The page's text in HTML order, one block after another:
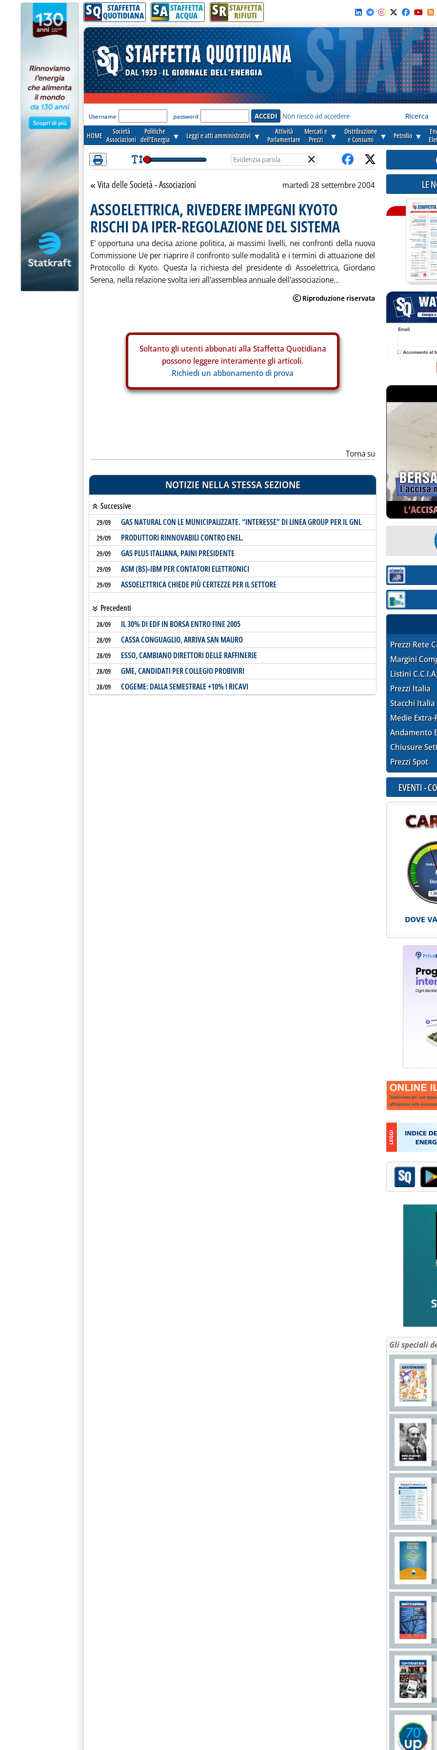
Attenzione! Esegui l'accesso per lèggere interamente la notizia.
SQ STAFFETTA
QUOTIDIANA SA STAFFETTA
ACQUA SR STAFFETTA
RIFIUTI
'Modulo Login per accedere'
Username password Non riesco ad accedere Ricerca
HOME
Società
Associazioni
Politiche
dell'Energia ▼ Leggi e atti amministrativi ▼
Attività
Parlamentare
Mercati e
Prezzi
▼
Distribuzione
e Consumi
▼ Petrolio ▼
×
Torna alla sezione
Vita delle Società - Associazioni martedì 28 settembre 2004
ASSOELETTRICA, RIVEDERE IMPEGNI KYOTO
RISCHI DA IPER-REGOLAZIONE DEL SISTEMA
E' opportuna una decisa azione politica, ai massimi livelli, nei confronti della nuova
Commissione Ue per riaprire il confronto sulle modalità e i termini di attuazione del
Protocollo di Kyoto. Questa la richiesta del presidente di Assoelettrica, Giordano
Serena, nella relazione svolta ieri all'assemblea annuale dell'associazione...
Soltanto gli utenti abbonati alla Staffetta Quotidiana
possono leggere interamente gli articoli.
Richiedi un abbonamento di prova
Torna su
NOTIZIE NELLA STESSA SEZIONE
Successive
29/09 GAS NATURAL CON LE MUNICIPALIZZATE. “INTERESSE” DI LINEA GROUP PER IL GNL
29/09 PRODUTTORI RINNOVABILI CONTRO ENEL.
29/09 GAS PLUS ITALIANA, PAINI PRESIDENTE
29/09 ASM (BS)-IBM PER CONTATORI ELETTRONICI
29/09 ASSOELETTRICA CHIEDE PIÙ CERTEZZE PER IL SETTORE
Precedenti
28/09 IL 30% DI EDF IN BORSA ENTRO FINE 2005
28/09 CASSA CONGUAGLIO, ARRIVA SAN MAURO
28/09 ESSO, CAMBIANO DIRETTORI DELLE RAFFINERIE
28/09 GME, CANDIDATI PER COLLEGIO PROBIVIRI
28/09 COGEME: DALLA SEMESTRALE +10% I RICAVI
LE
Sezione:
Sezione:
Prezzi Rete
Margini
Listini
Prezzi Italia
Stacchi Italia
Medie Extra-
Andamento
Chiusure
Prezzi Spot
EVENTI -
Gli speciali